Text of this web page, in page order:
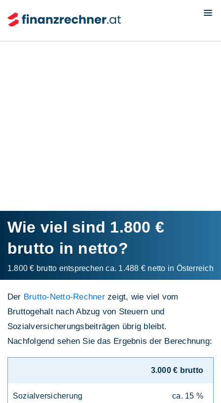
Wie viel sind 1.800 €
brutto in netto?
1.800 € brutto entsprechen ca. 1.488 € netto in Österreich
Der Brutto-Netto-Rechnerzeigt, wie viel vom
Bruttogehalt nach Abzug von Steuern und
Sozialversicherungsbeiträgen übrig bleibt.
Nachfolgend sehen Sie das Ergebnis der Berechnung:
3.000 € brutto
Sozialversicherung ca. 15 %